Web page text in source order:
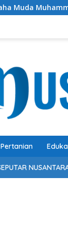
Riski Ibrahim
Pertanian